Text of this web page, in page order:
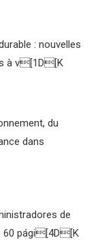
: nouvelles
à v[1D[K
du
dans
de
60 pági[4D[K